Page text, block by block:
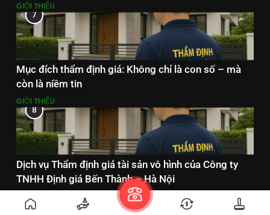
GIỚI THIỆU
7
Mục đích thẩm định giá: Không chỉ là con số – mà
còn là niềm tin
GIỚI THIỆU
8
Dịch vụ Thẩm định giá tài sản vô hình của Công ty
TNHH Định giá Bến Thành – Hà Nội
DỊCH VỤ THẨM ĐỊNH GIÁ